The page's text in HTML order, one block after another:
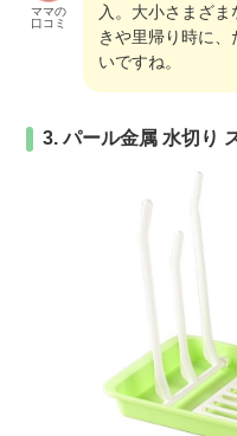
ママの
口コミ
入。大小さまざ
きや里帰り時に
いですね。
3. パール金属 水切り